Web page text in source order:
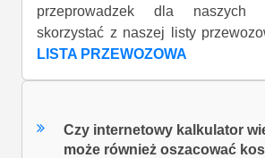
przeprowadzek dla naszych
skorzystać z naszej listy
LISTA PRZEWOZOWA
Czy internetowy kalkulator
może również oszacować